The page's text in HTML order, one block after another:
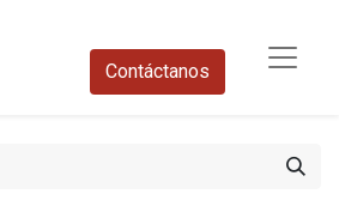
Contáctanos​